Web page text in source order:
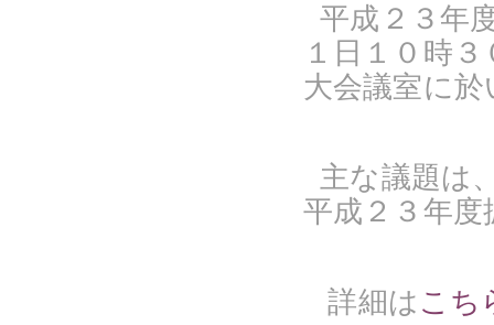
平成２３年
１日１０時
大会議室に
主な議題は
平成２３年
詳細は こち